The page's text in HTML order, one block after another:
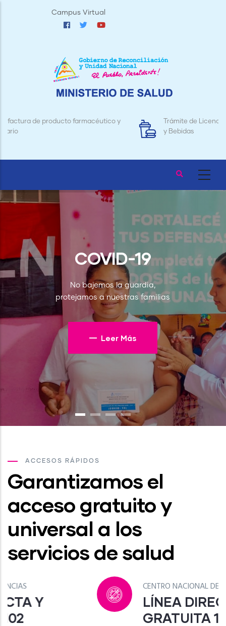
Campus Virtual
Trámite de Licencias para Establecimientos de Alimentos
COVID-19
No bajemos la guardia,
protejamos a nuestras familias
Leer Más
ACCESOS RÁPIDOS
Garantizamos el
acceso gratuito y
universal a los
servicios de salud
CENTRO NACIONAL DE COVID-19
LÍNEA DIRECTA Y
GRATUITA 132